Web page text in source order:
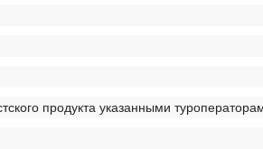
продукта указанными